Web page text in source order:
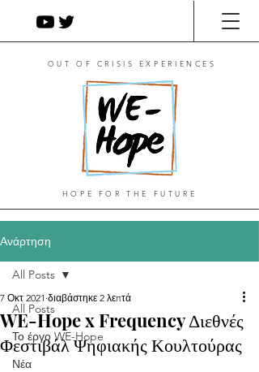
OUT OF CRISIS EXPERIENCES
HOPE FOR THE FUTURE
Ανάρτηση
All Posts
Το έργο WE-Hope
Νέα
All Posts
WE-Hope x Frequency Διεθνές
Φεστιβάλ Ψηφιακής Κουλτούρας
7 Οκτ 2021 διαβάστηκε 2 λεπτά